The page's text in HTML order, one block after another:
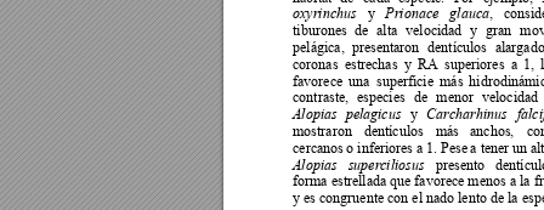
oxyrinchus
y Prionace glauca,
tiburones de alta velocidad y gran
pelágica,
presentaron dentículos
coronas estrechas y RA superiores a 1,
favorece una superficie más
contraste, especies de menor velocidad
Alopias pelagicus y Carcharhinus
mostraron dentículos más anchos,
cercanos o inferiores a 1. Pese a tener un
Alopias superciliosus presento
forma estrellada que favorece menos a la
y es congruente con el nado lento de la